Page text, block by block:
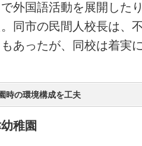
外国語活動を展開した
同市の民間人校長は、
あったが、同校は着実
時の環境構成を工夫
稚園